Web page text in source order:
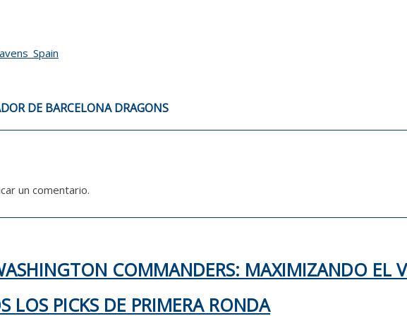
DE BARCELONA DRAGONS
un comentario.
COMMANDERS: MAXIMIZANDO EL
LOS PICKS DE PRIMERA RONDA